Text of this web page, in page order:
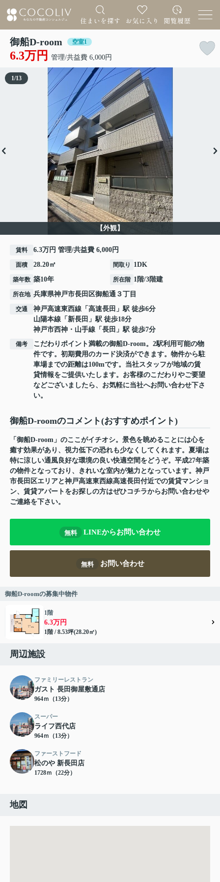
御船D-room 空室1
6.3万円 管理/共益費 6,000円
【外観】
1/13
賃料 6.3万円 管理/共益費 6,000円
面積 28.20㎡ 間取り 1DK
築年数 築10年 所在階 1階/3階建
所在地 兵庫県神戸市長田区御船通 ３丁目
交通 神戸高速東西線 「 高速長田 」駅 徒歩6分
山陽本線 「 新長田 」駅 徒歩18分
神戸市西神・山手線 「 長田 」駅 徒歩7分
備考
こだわりポイント満載の御船D-room。2駅利用可能の物
件です。初期費用のカード決済ができます。物件から駐
車場までの距離は100mです。当社スタッフが地域の賃
貸情報をご提供いたします。お客様のこだわりやご要望
などございましたら、お気軽に当社へお問い合わせ下さ
い。
御船D-roomのコメント(おすすめポイント)
「御船D-room」のここがイチオシ。景色を眺めることには心を
癒す効果があり、視力低下の恐れも少なくしてくれます。夏場は
特に涼しい通風良好な環境の良い快適空間をどうぞ。平成27年築
の物件となっており、きれいな室内が魅力となっています。神戸
市長田区エリアと神戸高速東西線高速長田付近での賃貸マンショ
ン、賃貸アパートをお探しの方はぜひコチラからお問い合わせや
ご連絡を下さい。
無料 LINEからお問い合わせ
無料 お問い合わせ
御船D-roomの募集中物件
1階
6.3万円
1階 / 8.53坪(28.20㎡)
周辺施設
ファミリーレストラン
ガスト 長田御屋敷通店
964ｍ（13分）
スーパー
ライフ西代店
964ｍ（13分）
ファーストフード
松のや 新長田店
1728ｍ（22分）
地図